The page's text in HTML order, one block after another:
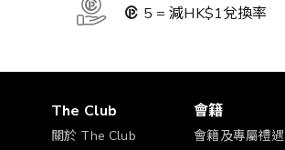
5 = 減HK$1兌換率
The Club
關於 The Club
會籍
會籍及專屬禮遇